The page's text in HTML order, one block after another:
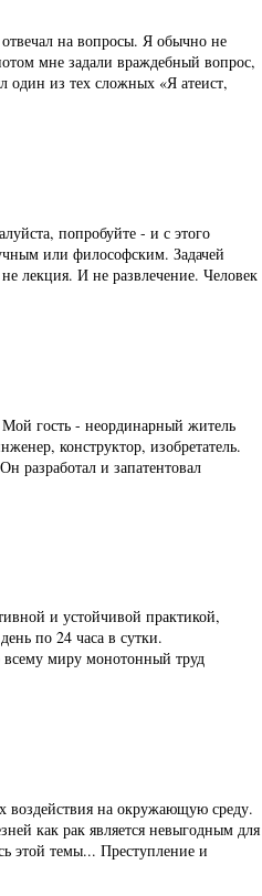
на вопросы. Я обычно не
мне задали враждебный вопрос,
один из тех сложных «Я атеист,
попробуйте - и с этого
или философским. Задачей
лекция. И не развлечение. Человек
гость - неординарный житель
конструктор, изобретатель.
разработал и запатентовал
и устойчивой практикой,
по 24 часа в сутки.
всему миру монотонный труд
воздействия на окружающую среду.
как рак является невыгодным для
этой темы... Преступление и